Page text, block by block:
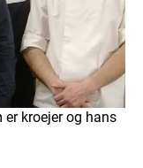
kroejer og hans